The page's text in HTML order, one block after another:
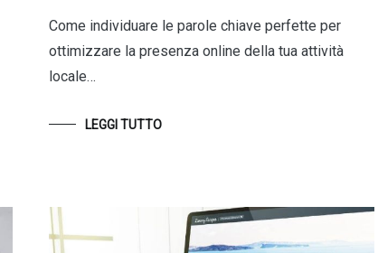
Come individuare le parole chiave perfette per
ottimizzare la presenza online della tua attività
locale…
LEGGI TUTTO